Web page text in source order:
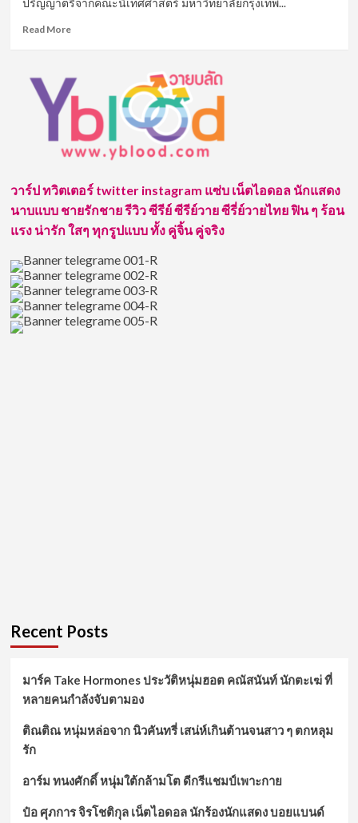
ที่
ตัว
เป็น
CEO
ปริญญาตรีจากคณะนิเทศศาสตร์ มหาวิทยาลัยกรุงเทพ...
Read MoreRead
ณ
นัก
แสดง
หนุ่ม
นา
ดาว
บางกอก
เข้า
“คุณ
พ่อ
มือ
ใหม่”
วาร์ป ทวิตเตอร์ twitter instagram แซ่บ เน็ตไอดอล นักแสดง
นาบแบบ ชายรักชาย รีวิว ซีรีย์ ซีรีย์วาย ซีรี่ย์วายไทย ฟิน ๆ ร้อน
แรง น่ารัก ใสๆ ทุกรูปแบบ ทั้ง คู่จิ้น คู่จริง
Recent Posts
มาร์ค Take Hormones ประวัติหนุ่มฮอต คณัสนันท์ นักตะเฆ่ ที่
หลายคนกำลังจับตามอง
ติณติณ หนุ่มหล่อจาก นิวคันทรี่ เสน่ห์เกินต้านจนสาว ๆ ตกหลุม
รัก
อาร์ม ทนงศักดิ์ หนุ่มใต้กล้ามโต ดีกรีแชมป์เพาะกาย
ป๋อ ศุภการ จิรโชติกุล เน็ตไอดอล นักร้องนักแสดง บอยแบนด์